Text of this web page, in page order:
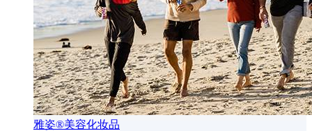
雅姿®美容化妆品